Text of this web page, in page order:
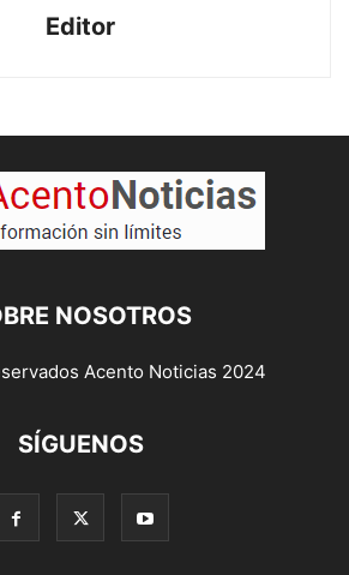
Editor
NOSOTROS
Acento Noticias 2024
SÍGUENOS